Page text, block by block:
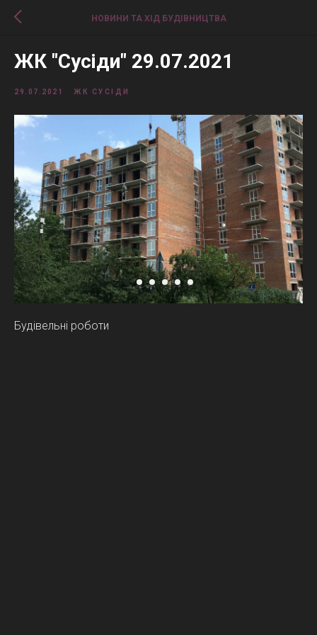
НОВИНИ ТА ХІД БУДІВНИЦТВА
ЖК "Сусіди" 29.07.2021
29.07.2021 ЖК СУСІДИ
Будівельні роботи